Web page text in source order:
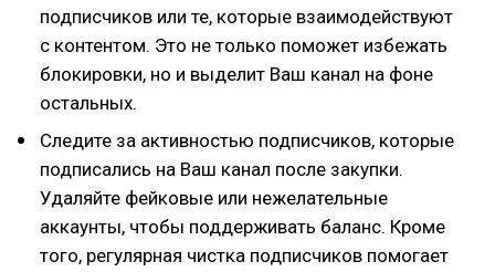
подписчиков или те, которые взаимодействуют
с контентом. Это не только поможет избежать
блокировки, но и выделит Ваш канал на фоне
остальных.
Следите за активностью подписчиков, которые
подписались на Ваш канал после закупки.
Удаляйте фейковые или нежелательные
аккаунты, чтобы поддерживать баланс. Кроме
того, регулярная чистка подписчиков помогает